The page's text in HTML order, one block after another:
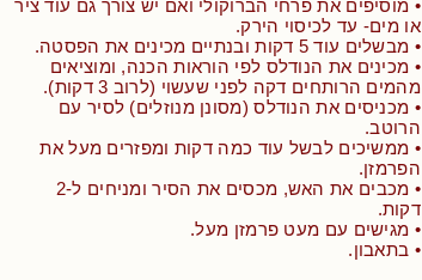
• מוסיפים את פרחי הברוקולי ואם יש צורך גם עוד ציר
או מים- עד לכיסוי הירק.
• מבשלים עוד 5 דקות ובנתיים מכינים את הפסטה.
• מכינים את הנודלס לפי הוראות הכנה, ומוציאים
מהמים הרותחים דקה לפני שעשוי (לרוב 3 דקות).
• מכניסים את הנודלס (מסונן מנוזלים) לסיר עם
הרוטב.
• ממשיכים לבשל עוד כמה דקות ומפזרים מעל את
הפרמזן.
• מכבים את האש, מכסים את הסיר ומניחים ל-2
דקות.
• מגישים עם מעט פרמזן מעל.
• בתאבון.